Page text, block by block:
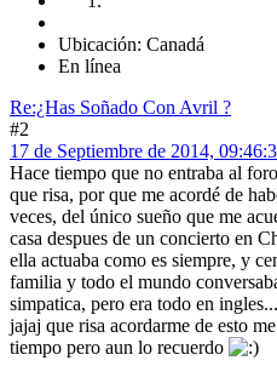
Ubicación: Canadá
En línea
Re:¿Has Soñado Con Avril ?
#2
17 de Septiembre de 2014,
Hace tiempo que no entraba al
que risa, por que me acordé de
veces, del único sueño que me
casa despues de un concierto en
ella actuaba como es siempre, y
familia y todo el mundo
simpatica, pero era todo en
jajaj que risa acordarme de esto
tiempo pero aun lo recuerdo